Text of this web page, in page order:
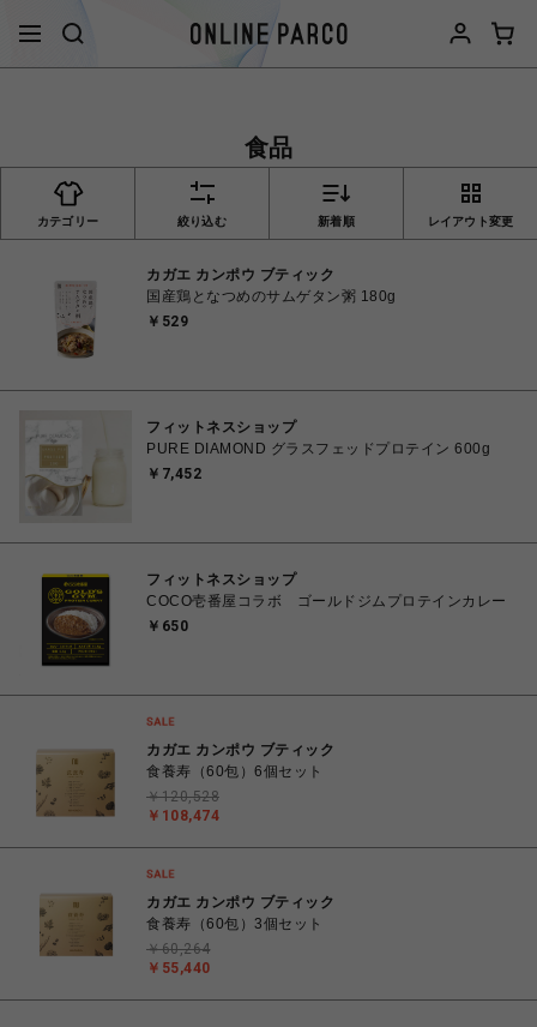
食品
カテゴリー 絞り込む 新着順 レイアウト変更
カガエ カンポウ ブティック
国産鶏となつめのサムゲタン粥 180g
￥529
フィットネスショップ
PURE DIAMOND グラスフェッドプロテイン 600g
￥7,452
フィットネスショップ
COCO壱番屋コラボ ゴールドジムプロテインカレー
￥650
カガエ カンポウ ブティック
食養寿（60包）6個セット
￥108,474
￥120,528
カガエ カンポウ ブティック
食養寿（60包）3個セット
￥55,440
￥60,264